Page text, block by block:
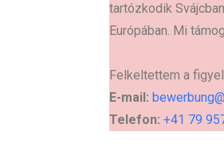
tartózkodik
Európában. Mi
Felkeltettem a
E-mail:
Telefon: +41 79